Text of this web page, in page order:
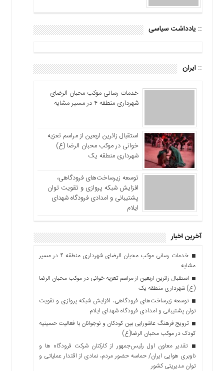
:: یادداشت سیاسی
:: ایران
خدمات رسانی موکب محبان الرضای
شهرداری منطقه ۴ در مسیر مشایه
استقبال زائرین اربعین از مراسم تعزیه
خوانی در موکب محبان الرضا (ع)
شهرداری منطقه یک
توسعه زیرساخت‌های فرودگاهی،
افزایش شبکه پروازی و تقویت توان
پشتیبانی و امدادی فرودگاه شهدای
ایلام
آخرین اخبار
خدمات رسانی موکب محبان الرضای شهرداری منطقه ۴ در مسیر
مشایه
استقبال زائرین اربعین از مراسم تعزیه خوانی در موکب محبان الرضا
(ع) شهرداری منطقه یک
توسعه زیرساخت‌های فرودگاهی، افزایش شبکه پروازی و تقویت
توان پشتیبانی و امدادی فرودگاه شهدای ایلام
ترویج فرهنگ عاشورایی بین کودکان و نوجوانان با فعالیت حسینیه
کودک در موکب محبان الرضا(ع)
تقدیر معاون اول رئیس‌جمهور از کارکنان شرکت فرودگاه ها و
ناوبری هوایی ایران/ حماسه حضور مردم، نمادی از اقتدار عملیاتی و
توان مدیریتی کشور